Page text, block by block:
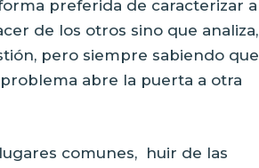
preferida de caracterizar a
de los otros sino que analiza,
pero siempre sabiendo que
abre la puerta a otra
comunes, huir de las